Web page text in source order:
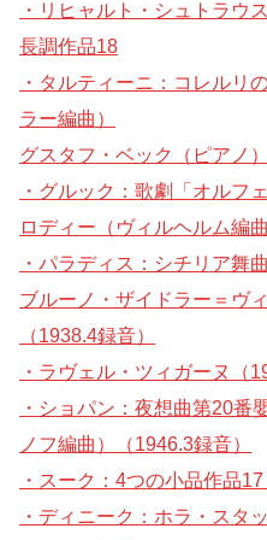
・リヒャルト・シュトラウ
長調作品18
・タルティーニ：コレルリ
ラー編曲）
グスタフ・ベック（ピアノ
・グルック：歌劇「オルフ
ロディー（ヴィルヘルム編曲
・パラディス：シチリア舞
ブルーノ・ザイドラー＝ヴ
（1938.4録音）
・ラヴェル・ツィガーヌ（
・ショパン：夜想曲第20番
ノフ編曲）（1946.3録音）
・スーク：4つの小品作品17
・ディニーク：ホラ・スタ